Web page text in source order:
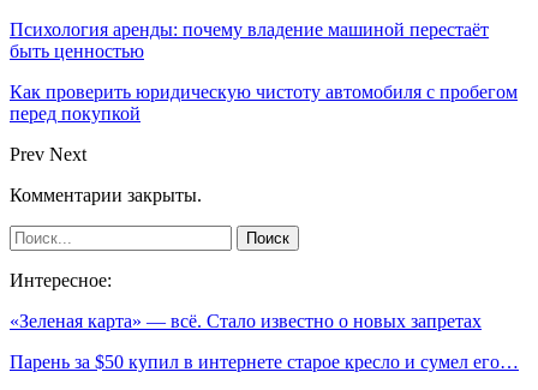
Психология аренды: почему владение машиной перестаёт
быть ценностью
Как проверить юридическую чистоту автомобиля с пробегом
перед покупкой
Prev Next
Комментарии закрыты.
Интересное:
«Зеленая карта» — всё. Стало известно о новых запретах
Парень за $50 купил в интернете старое кресло и сумел его…